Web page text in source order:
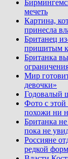
мечеть
Картина,
принесла
Британец
пришитым
Британка
Мир
девочки»
Годовалый
Фото с
похожи ни
Британка
пока не
Россияне
редкой